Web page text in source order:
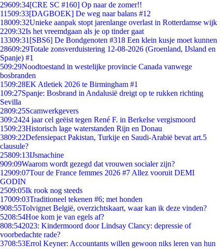
29609:34[CRE SC #160] Op naar de zomer!!
11509:33[DAGBOEK] De weg naar balans #12
18009:32Unieke aanpak stopt jarenlange overlast in Rotterdamse wijk
2209:32Is het vreemdgaan als je op tinder gaat
13309:31 [SBS6] De Bondgenoten #318 Een klein kusje moet kunnen
28609:29Totale zonsverduistering 12-08-2026 (Groenland, IJsland en
Spanje) #1
509:29Noodtoestand in westelijke provincie Canada vanwege
bosbranden
1509:28EK Atletiek 2026 te Birmingham #1
109:27Spanje: Bosbrand in Andalusië dreigt op te rukken richting
Sevilla
2809:25Scamwerkgevers
309:2424 jaar cel geëist tegen René F. in Berkelse vergismoord
1509:23Historisch lage waterstanden Rijn en Donau
3809:22Defensiepact Pakistan, Turkije en Saudi-Arabië bevat art.5
clausule?
25809:13IJsmachine
909:09Waarom wordt gezegd dat vrouwen socialer zijn?
12909:07Tour de France femmes 2026 #7 Allez vooruit DEMI
GODIN
2509:05Ik rook nog steeds
17009:03Traditioneel tekenen #6; met honden
908:55Tolvignet België, overzichtskaart, waar kan ik deze vinden?
5208:54Hoe kom je van egels af?
808:542023: Kindermoord door Lindsay Clancy: depressie of
voorbedachte rade?
3708:53Errol Keyner: Accountants willen gewoon niks leren van hun